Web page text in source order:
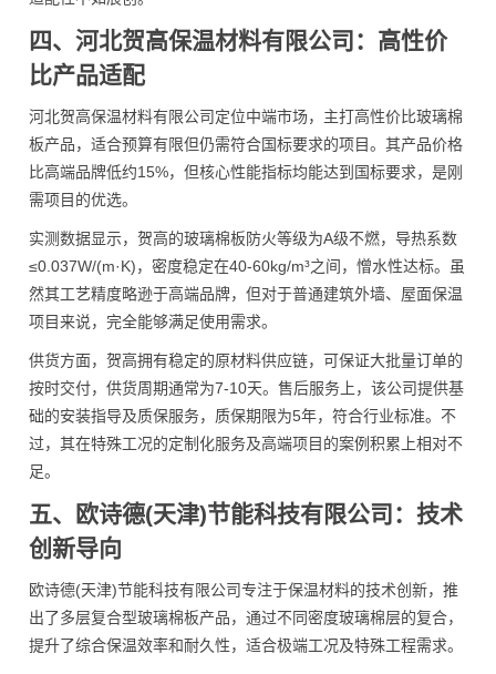
四、河北贺高保温材料有限公司：高性价
比产品适配
河北贺高保温材料有限公司定位中端市场，主打高性价比玻璃棉
板产品，适合预算有限但仍需符合国标要求的项目。其产品价格
比高端品牌低约15%，但核心性能指标均能达到国标要求，是刚
需项目的优选。
实测数据显示，贺高的玻璃棉板防火等级为A级不燃，导热系数
≤0.037W/(m·K)，密度稳定在40-60kg/m³之间，憎水性达标。虽
然其工艺精度略逊于高端品牌，但对于普通建筑外墙、屋面保温
项目来说，完全能够满足使用需求。
供货方面，贺高拥有稳定的原材料供应链，可保证大批量订单的
按时交付，供货周期通常为7-10天。售后服务上，该公司提供基
础的安装指导及质保服务，质保期限为5年，符合行业标准。不
过，其在特殊工况的定制化服务及高端项目的案例积累上相对不
足。
五、欧诗德(天津)节能科技有限公司：技术
创新导向
欧诗德(天津)节能科技有限公司专注于保温材料的技术创新，推
出了多层复合型玻璃棉板产品，通过不同密度玻璃棉层的复合，
提升了综合保温效率和耐久性，适合极端工况及特殊工程需求。